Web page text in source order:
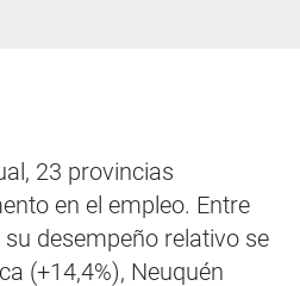
23 provincias
en el empleo. Entre
desempeño relativo se
(+14,4%), Neuquén